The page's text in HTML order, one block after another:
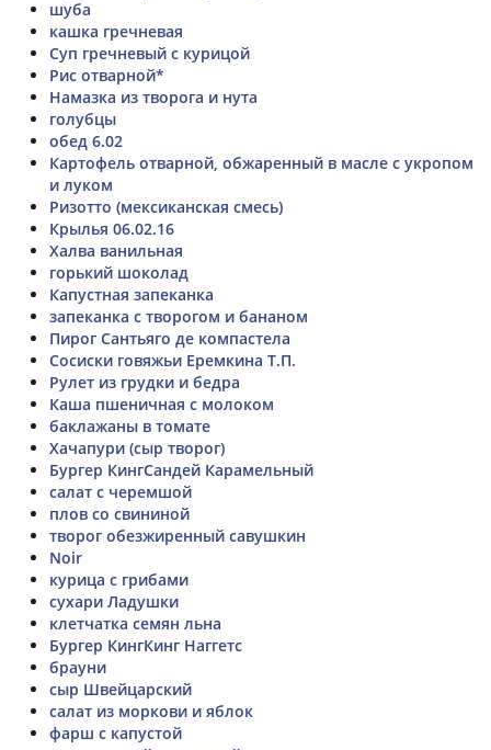
шуба
кашка гречневая
Суп гречневый с курицой
Рис отварной*
Намазка из творога и нута
голубцы
обед 6.02
Картофель отварной, обжаренный в масле с укропом
и луком
Ризотто (мексиканская смесь)
Крылья 06.02.16
Халва ванильная
горький шоколад
Капустная запеканка
запеканка с творогом и бананом
Пирог Сантьяго де компастела
Сосиски говяжьи Еремкина Т.П.
Рулет из грудки и бедра
Каша пшеничная с молоком
баклажаны в томате
Хачапури (сыр творог)
Бургер КингСандей Карамельный
салат с черемшой
плов со свининой
творог обезжиренный савушкин
Noir
курица с грибами
сухари Ладушки
клетчатка семян льна
Бургер КингКинг Наггетс
брауни
сыр Швейцарский
салат из моркови и яблок
фарш с капустой